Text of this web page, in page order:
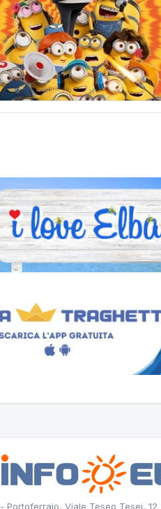
- Portoferraio, Viale Teseo Tesei, 12